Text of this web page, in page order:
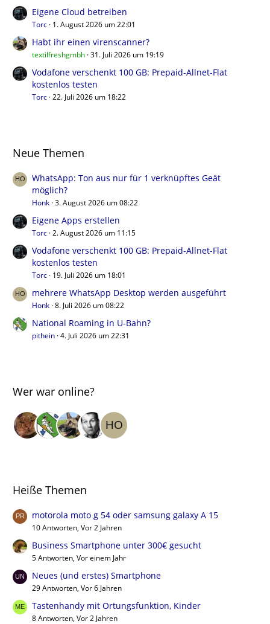
Eigene Cloud betreiben
Torc 1. August 2026 um 22:01
Habt ihr einen virenscanner?
textilfreshgmbh 31. Juli 2026 um 19:19
Vodafone verschenkt 100 GB: Prepaid-Allnet-Flat
kostenlos testen
Torc 22. Juli 2026 um 18:22
Neue Themen
WhatsApp: Ton aus nur für 1 verknüpftes Geät
möglich?
Honk 3. August 2026 um 08:22
Eigene Apps erstellen
Torc 2. August 2026 um 11:15
Vodafone verschenkt 100 GB: Prepaid-Allnet-Flat
kostenlos testen
Torc 19. Juli 2026 um 18:01
mehrere WhatsApp Desktop werden ausgeführt
Honk 8. Juli 2026 um 08:22
National Roaming in U-Bahn?
pithein 4. Juli 2026 um 22:31
Wer war online?
Heiße Themen
motorola moto g 54 oder samsung galaxy A 15
10 Antworten, Vor 2 Jahren
Business Smartphone unter 300€ gesucht
5 Antworten, Vor einem Jahr
Neues (und erstes) Smartphone
29 Antworten, Vor 6 Jahren
Tastenhandy mit Ortungsfunktion, Kinder
8 Antworten, Vor 2 Jahren